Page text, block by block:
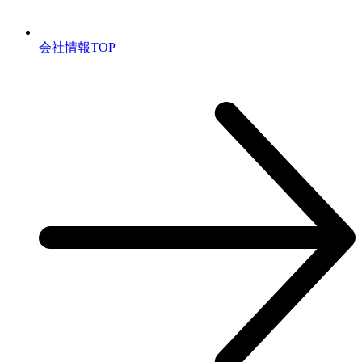
会社情報TOP